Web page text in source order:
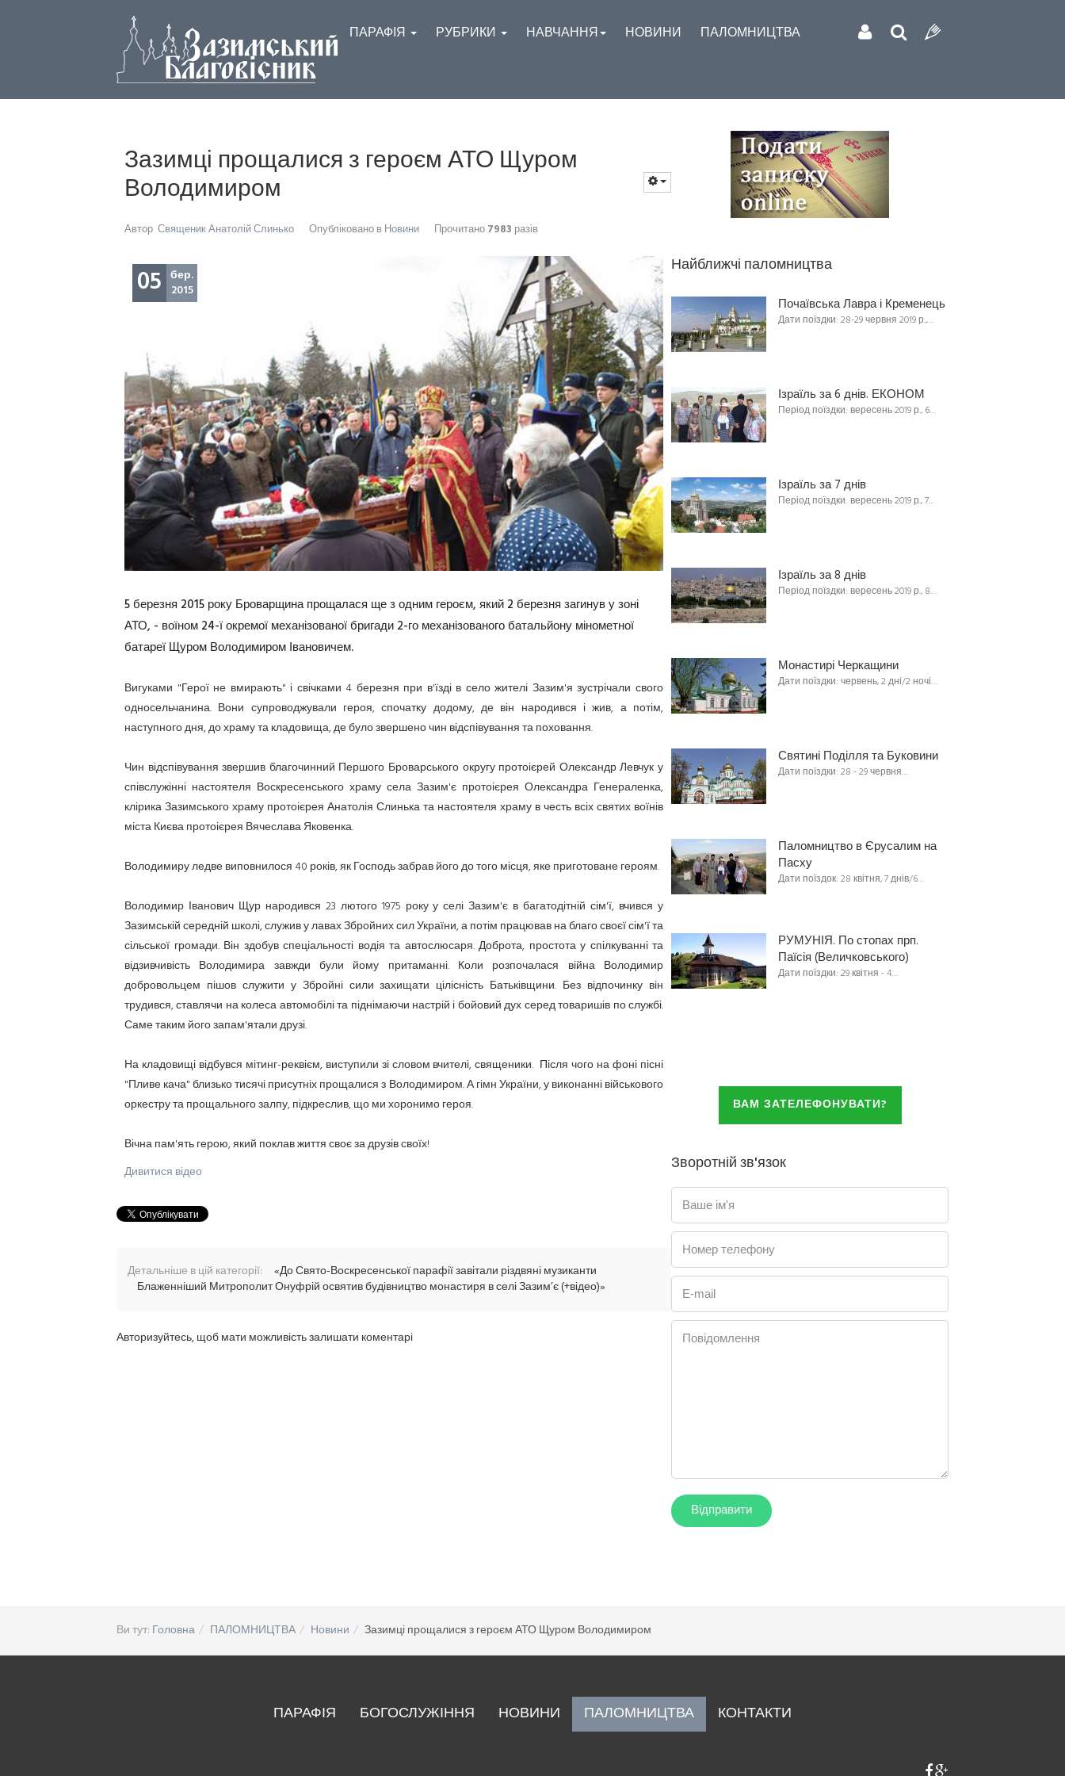
ПАРАФІЯ РУБРИКИ НАВЧАННЯ НОВИНИ ПАЛОМНИЦТВА
Зазимці прощалися з героєм АТО Щуром
Володимиром
Автор Священик Анатолій Слинько Опубліковано вНовини Прочитано7983 разів
05 бер.
2015
5 березня 2015 року Броварщина прощалася ще з одним героєм, який 2 березня загинув у зоні
АТО, - воїном 24-ї окремої механізованої бригади 2-го механізованого батальйону мінометної
батареї Щуром Володимиром Івановичем.
Вигуками "Герої не вмирають" і свічками 4 березня при в'їзді в село жителі Зазим'я зустрічали свого
односельчанина. Вони супроводжували героя, спочатку додому, де він народився і жив, а потім,
наступного дня, до храму та кладовища, де було звершено чин відспівування та поховання.
Чин відспівування звершив благочинний Першого Броварського округу протоієрей Олександр Левчук у
співслужінні настоятеля Воскресенського храму села Зазим'є протоієрея Олександра Генераленка,
клірика Зазимського храму протоієрея Анатолія Слинька та настоятеля храму в честь всіх святих воїнів
міста Києва протоієрея Вячеслава Яковенка.
Володимиру ледве виповнилося 40 років, як Господь забрав його до того місця, яке приготоване героям.
Володимир Іванович Щур народився 23 лютого 1975 року у селі Зазим'є в багатодітній сім'ї, вчився у
Зазимській середній школі, служив у лавах Збройних сил України, а потім працював на благо своєї сім'ї та
сільської громади. Він здобув спеціальності водія та автослюсаря. Доброта, простота у спілкуванні та
відзивчивість Володимира завжди були йому притаманні. Коли розпочалася війна Володимир
добровольцем пішов служити у Збройні сили захищати цілісність Батьківщини. Без відпочинку він
трудився, ставлячи на колеса автомобілі та піднімаючи настрій і бойовий дух серед товаришів по службі.
Саме таким його запам'ятали друзі.
На кладовищі відбувся мітинг-реквієм, виступили зі словом вчителі, священики. Після чого на фоні пісні
"Пливе кача" близько тисячі присутніх прощалися з Володимиром. А гімн України, у виконанні військового
оркестру та прощального залпу, підкреслив, що ми хоронимо героя.
Вічна пам'ять герою, який поклав життя своє за друзів своїх!
Дивитися відео
Детальніше в цій категорії:
«До Свято-Воскресенської парафії завітали різдвяні музиканти
Блаженніший Митрополит Онуфрій освятив будівництво монастиря в селі Зазим’є (+відео)»
Авторизуйтесь, щоб мати можливість залишати коментарі
Найближчі паломництва
Почаївська Лавра і Кременець
Дати поїздки: 28-29 червня 2019 р.,…
Ізраїль за 6 днів. ЕКОНОМ
Період поїздки: вересень 2019 р., 6…
Ізраїль за 7 днів
Період поїздки: вересень 2019 р., 7…
Ізраїль за 8 днів
Період поїздки: вересень 2019 р., 8…
Монастирі Черкащини
Дати поїздки: червень, 2 дні/2 ночі…
Святині Поділля та Буковини
Дати поїздки: 28 - 29 червня…
Паломництво в Єрусалим на
Пасху
Дати поїздок: 28 квітня, 7 днів/6…
РУМУНІЯ. По стопах прп.
Паїсія (Величковського)
Дати поїздки: 29 квітня - 4…
ВАМ ЗАТЕЛЕФОНУВАТИ?
Зворотній зв'язок
Ваше ім'я
Номер телефону
E-mail
Повідомлення
Ви тут: Головна ПАЛОМНИЦТВА Новини Зазимці прощалися з героєм АТО Щуром Володимиром
ПАРАФІЯ БОГОСЛУЖІННЯ НОВИНИ ПАЛОМНИЦТВА КОНТАКТИ